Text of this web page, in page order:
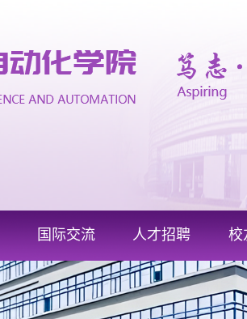
国际交流 人才招聘 校